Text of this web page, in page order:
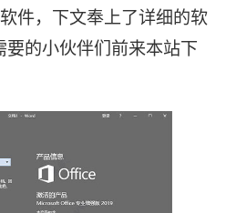
件，下文奉上了详细的软
的小伙伴们前来本站下